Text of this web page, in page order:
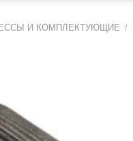
И КОМПЛЕКТУЮЩИЕ /